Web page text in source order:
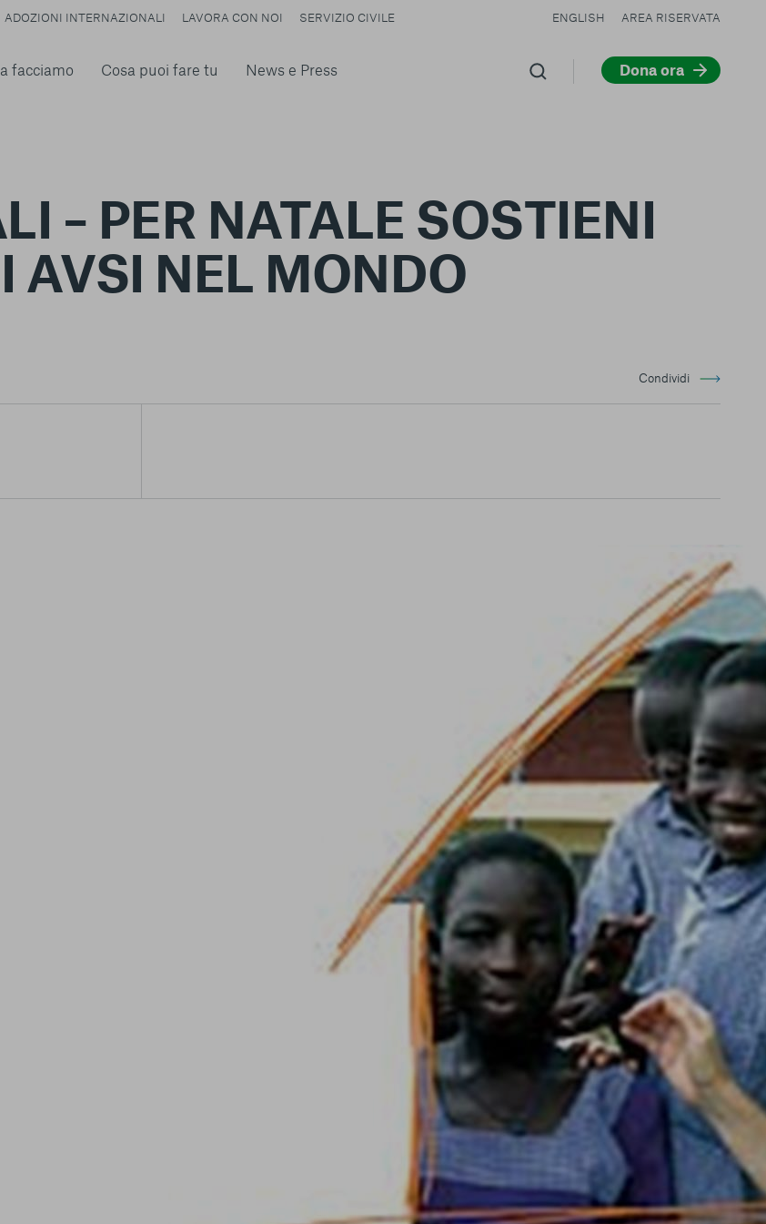
facciamo Cosa puoi fare tu News e Press Dona ora
ADOZIONI INTERNAZIONALI LAVORA CON NOI SERVIZIO CIVILE ENGLISH AREA RISERVATA
– PER NATALE SOSTIENI
AVSI NEL MONDO
Condividi